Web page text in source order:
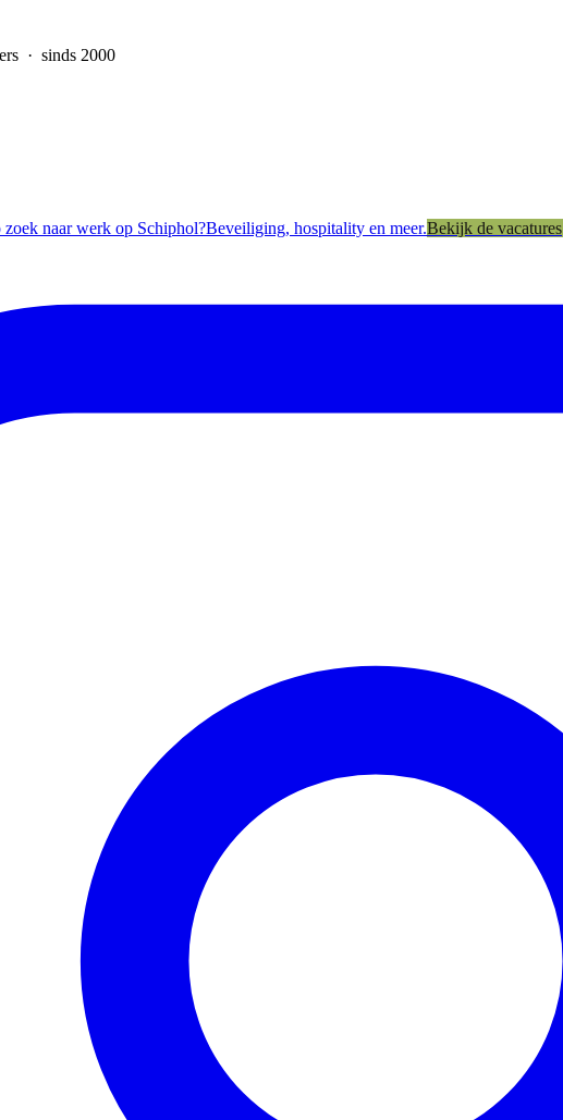
· sinds 2000
zoek naar werk op Schiphol?Beveiliging, hospitality en meer.Bekijk de vacatures